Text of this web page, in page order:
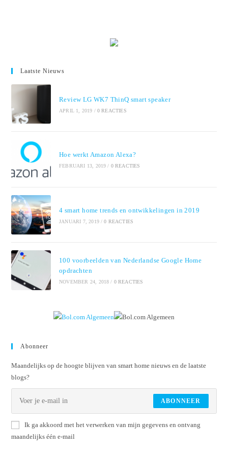
Laatste Nieuws
Review LG WK7 ThinQ smart speaker
APRIL 1, 2019 / 0 REACTIES
Hoe werkt Amazon Alexa?
FEBRUARI 13, 2019 / 0 REACTIES
4 smart home trends en ontwikkelingen in 2019
JANUARI 7, 2019 / 0 REACTIES
100 voorbeelden van Nederlandse Google Home
opdrachten
NOVEMBER 24, 2018 / 0 REACTIES
Abonneer
Maandelijks op de hoogte blijven van smart home nieuws en de laatste
blogs?
ABONNEER
Ik ga akkoord met het verwerken van mijn gegevens en ontvang
maandelijks één e-mail